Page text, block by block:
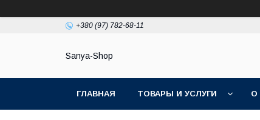
+380 (97) 782-68-11
Sanya-Shop
ГЛАВНАЯ ТОВАРЫ И УСЛУГИ О